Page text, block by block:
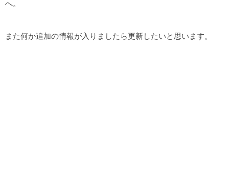
へ。
また何か追加の情報が入りましたら更新したいと思います。